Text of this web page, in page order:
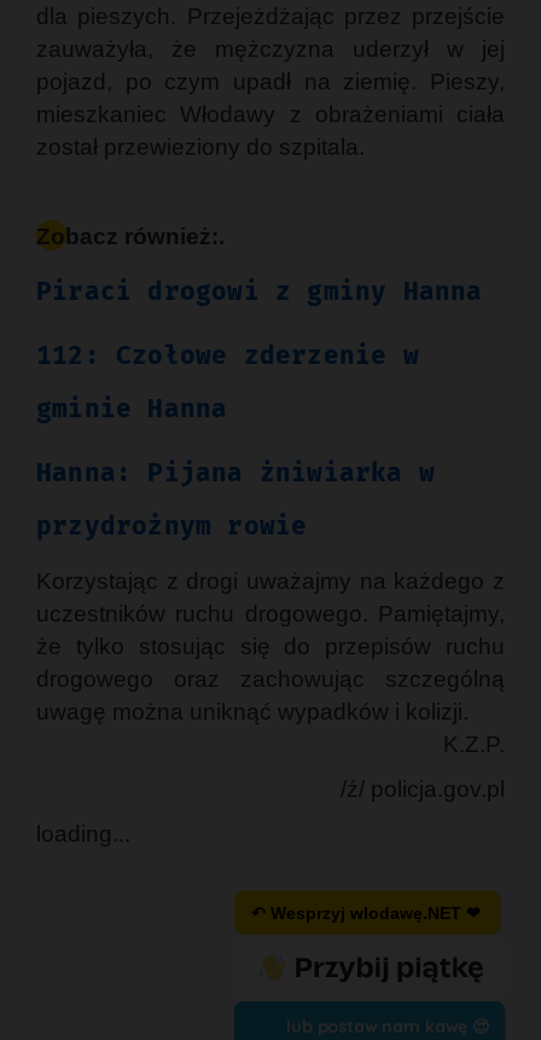
dla pieszych. Przejeżdżając przez przejście
zauważyła, że mężczyzna uderzył w jej
pojazd, po czym upadł na ziemię. Pieszy,
mieszkaniec Włodawy z obrażeniami ciała
został przewieziony do szpitala.
Zobacz również:.
Piraci drogowi z gminy Hanna
112: Czołowe zderzenie w
gminie Hanna
Hanna: Pijana żniwiarka w
przydrożnym rowie
Korzystając z drogi uważajmy na każdego z
uczestników ruchu drogowego. Pamiętajmy,
że tylko stosując się do przepisów ruchu
drogowego oraz zachowując szczególną
uwagę można uniknąć wypadków i kolizji.
K.Z.P.
/ź/ policja.gov.pl
loading...
↶ Wesprzyj wlodawę.NET ❤
lub postaw nam kawę 😍